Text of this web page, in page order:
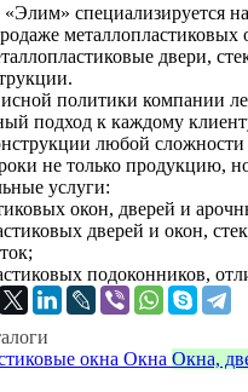
специализируется на
металлопластиковых
двери,
политики компании
подход к каждому
любой сложности
не только продукцию,
услуги:
окон, дверей и
дверей и окон,
подоконников,
окна Окна Окна,